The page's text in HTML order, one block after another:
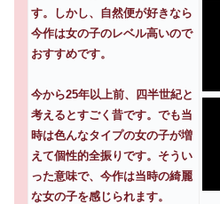
す。しかし、自然便が好きなら
今作は女の子のレベル高いので
おすすめです。
今から25年以上前、四半世紀と
考えるとすごく昔です。でも当
時は色んなタイプの女の子が増
えて個性的全振りです。そうい
った意味で、今作は当時の綺麗
な女の子を感じられます。